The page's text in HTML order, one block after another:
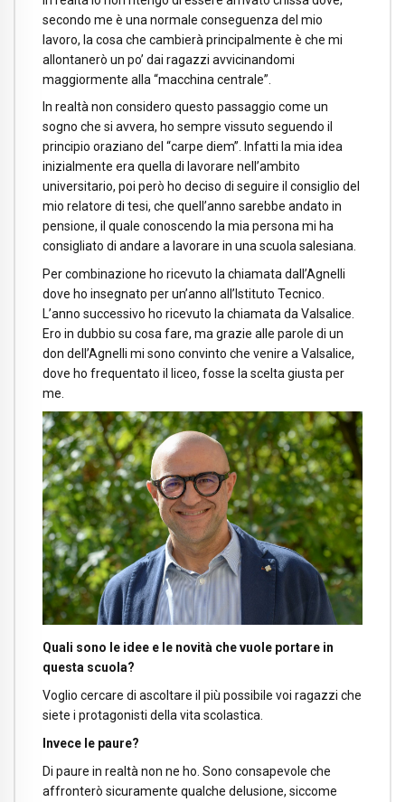
secondo me è una normale conseguenza del mio
lavoro, la cosa che cambierà principalmente è che mi
allontanerò un po’ dai ragazzi avvicinandomi
maggiormente alla “macchina centrale”.
In realtà non considero questo passaggio come un
sogno che si avvera, ho sempre vissuto seguendo il
principio oraziano del “carpe diem”. Infatti la mia idea
inizialmente era quella di lavorare nell’ambito
universitario, poi però ho deciso di seguire il consiglio del
mio relatore di tesi, che quell’anno sarebbe andato in
pensione, il quale conoscendo la mia persona mi ha
consigliato di andare a lavorare in una scuola salesiana.
Per combinazione ho ricevuto la chiamata dall’Agnelli
dove ho insegnato per un’anno all’Istituto Tecnico.
L’anno successivo ho ricevuto la chiamata da Valsalice.
Ero in dubbio su cosa fare, ma grazie alle parole di un
don dell’Agnelli mi sono convinto che venire a Valsalice,
dove ho frequentato il liceo, fosse la scelta giusta per
me.
Quali sono le idee e le novità che vuole portare in
questa scuola?
Voglio cercare di ascoltare il più possibile voi ragazzi che
siete i protagonisti della vita scolastica.
Invece le paure?
Di paure in realtà non ne ho. Sono consapevole che
affronterò sicuramente qualche delusione, siccome